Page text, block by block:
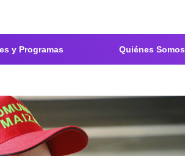
y Programas Quiénes Somos